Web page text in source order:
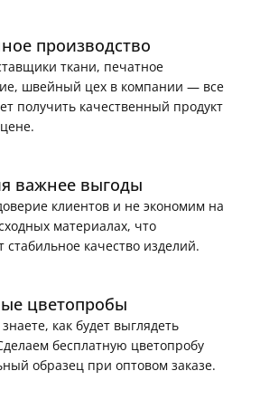
основания
ограждений (фан-
производство
ткани, печатное
швейный цех в компании — все
получить качественный продукт
важнее выгоды
клиентов и не экономим на
материалах, что
стабильное качество изделий.
цветопробы
как будет выглядеть
бесплатную цветопробу
образец при оптовом заказе.